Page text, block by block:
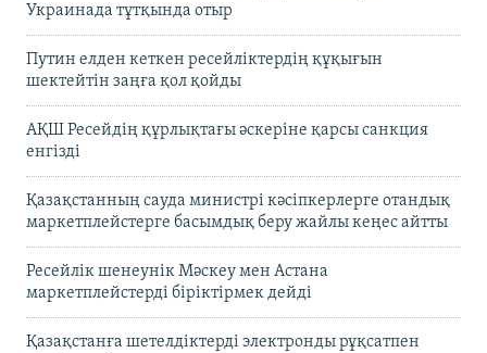
Украинада тұтқында отыр
Путин елден кеткен ресейліктердің құқығын
шектейтін заңға қол қойды
АҚШ Ресейдің құрлықтағы әскеріне қарсы санкция
енгізді
Қазақстанның сауда министрі кәсіпкерлерге отандық
маркетплейстерге басымдық беру жайлы кеңес айтты
Ресейлік шенеунік Мәскеу мен Астана
маркетплейстерді біріктірмек дейді
Қазақстанға шетелдіктерді электронды рұқсатпен